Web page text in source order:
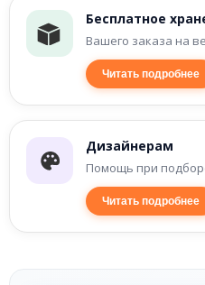
Бесплатное
Вашего заказа на
Читать подробнее
Дизайнерам
Помощь при
Читать подробнее